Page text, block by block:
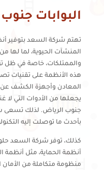
البوابات
تهتم شركة السعد بتوفير
المنشآت الحيوية، لما لها
والممتلكات، خاصة في ظل
هذه الأنظمة على تقنيات
المعادن وأجهزة الكشف عن
يجعلها من الأدوات التي لا
جنوب الرياض. لذلك تسعى
بأحدث ما توصلت إليه
كذلك، توفر شركة السعد
أنظمة الحماية، مثل أنظمة
منظومة متكاملة من الأمان